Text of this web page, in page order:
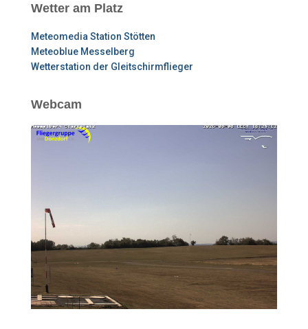
Wetter am Platz
Meteomedia Station Stötten
Meteoblue Messelberg
Wetterstation der Gleitschirmflieger
Webcam